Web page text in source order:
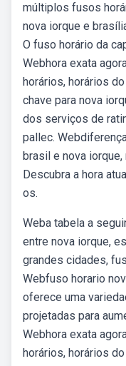
múltiplos fusos
nova iorque e
O fuso horário da
Webhora exata
horários, horários
chave para nova
dos serviços de
pallec.
brasil e nova
Descubra a hora
os.
Weba tabela a
entre nova iorque,
grandes cidades,
Webfuso horario
oferece uma
projetadas para
Webhora exata
horários, horários